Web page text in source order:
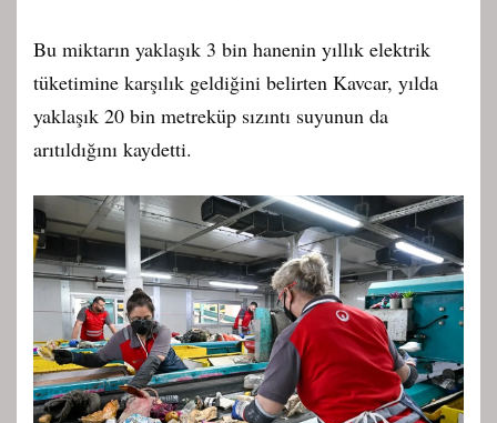
Bu miktarın yaklaşık 3 bin hanenin yıllık elektrik
tüketimine karşılık geldiğini belirten Kavcar, yılda
yaklaşık 20 bin metreküp sızıntı suyunun da
arıtıldığını kaydetti.